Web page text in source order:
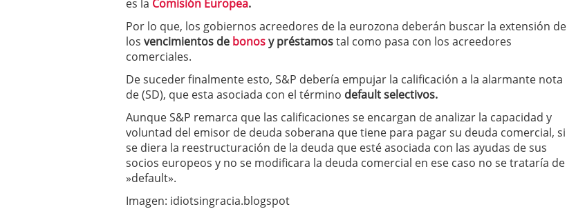
es la Comisión Europea.
Por lo que, los gobiernos acreedores de la eurozona deberán buscar la extensión de
los vencimientos de bonosy préstamostal como pasa con los acreedores
comerciales.
De suceder finalmente esto, S&P debería empujar la calificación a la alarmante nota
de (SD), que esta asociada con el término default selectivos.
Aunque S&P remarca que las calificaciones se encargan de analizar la capacidad y
voluntad del emisor de deuda soberana que tiene para pagar su deuda comercial, si
se diera la reestructuración de la deuda que esté asociada con las ayudas de sus
socios europeos y no se modificara la deuda comercial en ese caso no se trataría de
»default».
Imagen: idiotsingracia.blogspot